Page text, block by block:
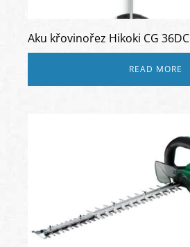
Aku křovinořez Hikoki CG 36DC
READ MORE